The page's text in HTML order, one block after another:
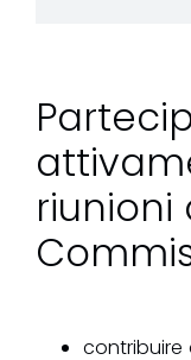
riunioni
contribuire